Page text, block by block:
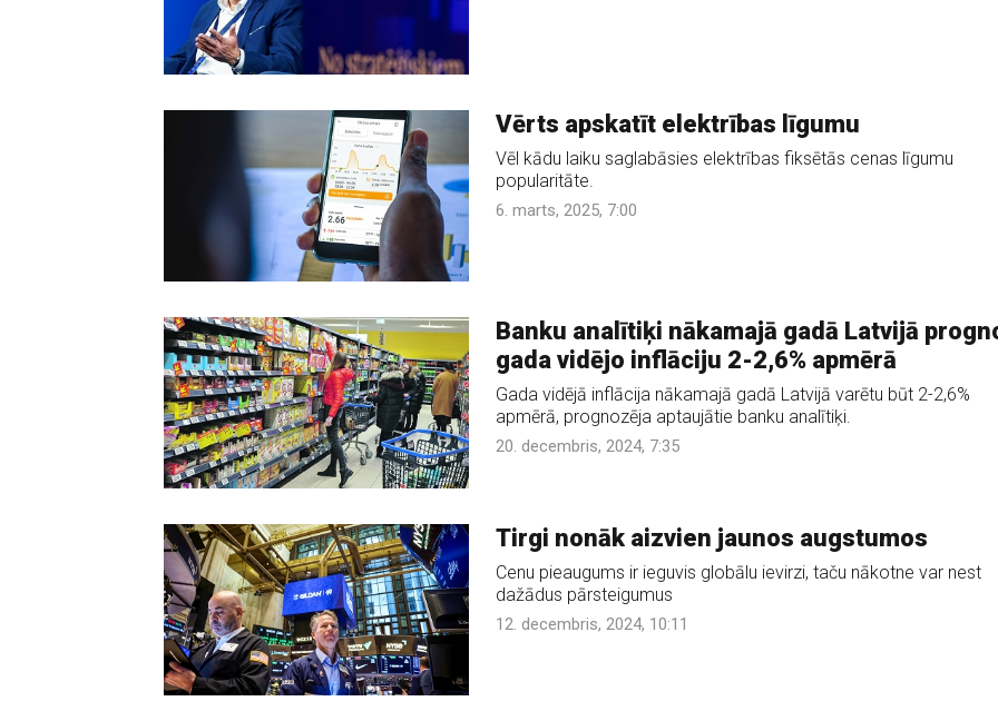
Vērts apskatīt elektrības līgumu
Vēl kādu laiku saglabāsies elektrības fiksētās cenas līgumu
popularitāte.
6. marts, 2025, 7:00
Banku analītiķi nākamajā gadā Latvijā
gada vidējo inflāciju 2-2,6% apmērā
Gada vidējā inflācija nākamajā gadā Latvijā varētu būt 2-2,6%
apmērā, prognozēja aptaujātie banku analītiķi.
20. decembris, 2024, 7:35
Tirgi nonāk aizvien jaunos augstumos
Cenu pieaugums ir ieguvis globālu ievirzi, taču nākotne var nest
dažādus pārsteigumus
12. decembris, 2024, 10:11